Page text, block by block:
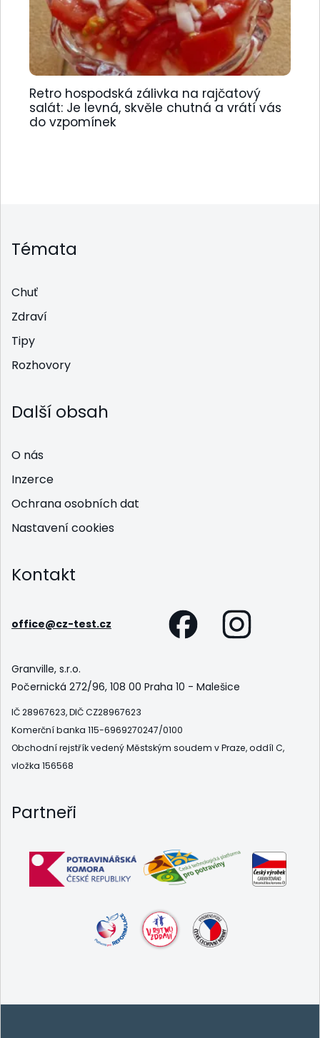
Retro hospodská zálivka na rajčatový
salát: Je levná, skvěle chutná a vrátí vás
do vzpomínek
Témata
Chuť
Zdraví
Tipy
Rozhovory
Další obsah
O nás
Inzerce
Ochrana osobních dat
Nastavení cookies
Kontakt
office@cz-test.cz
Granville, s.r.o.
Počernická 272/96, 108 00 Praha 10 - Malešice
IČ 28967623, DIČ CZ28967623
Komerční banka 115-6969270247/0100
Obchodní rejstřík vedený Městským soudem v Praze, oddíl C,
vložka 156568
Partneři